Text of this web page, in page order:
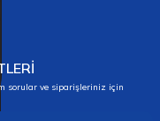
sorular ve siparişleriniz için